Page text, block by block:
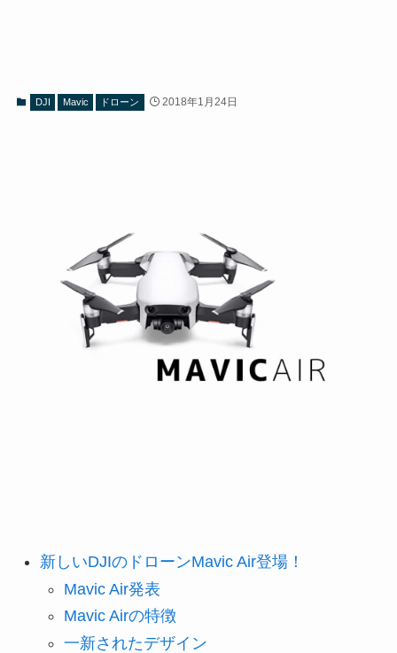
DJI Mavic ドローン 2018年1月24日
新しいDJIのドローンMavic Air登場！
Mavic Air発表
Mavic Airの特徴
一新されたデザイン